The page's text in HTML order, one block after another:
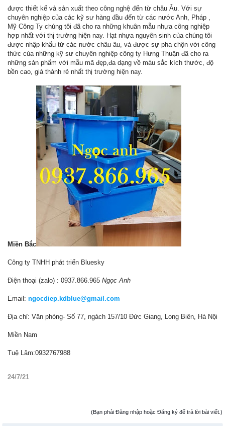
được thiết kế và sản xuất theo công nghệ đến từ châu Âu. Với sự
chuyên nghiệp của các kỹ sư hàng đầu đến từ các nước Anh, Pháp ,
Mỹ Công Ty chúng tôi đã cho ra những khuân mẫu nhựa công nghiệp
hợp nhất với thị trường hiện nay. Hạt nhựa nguyên sinh của chúng tôi
được nhập khẩu từ các nước châu âu, và được sự pha chộn với công
thức của những kỹ sư chuyên nghiệp công ty Hưng Thuận đã cho ra
những sản phẩm với mẫu mã đẹp,đa dạng về màu sắc kích thước, độ
bền cao, giá thành rẻ nhất thị trường hiện nay.
Miền Bắc
Công ty TNHH phát triển Bluesky
Điện thoại (zalo) : 0937.866.965 Ngọc Anh
Email: ngocdiep.kdblue@gmail.com
Địa chỉ: Văn phòng- Số 77, ngách 157/10 Đức Giang, Long Biên, Hà Nội
Miền Nam
Tuệ Lâm:0932767988
24/7/21
(Bạn phải Đăng nhập hoặc Đăng ký để trả lời bài viết.)